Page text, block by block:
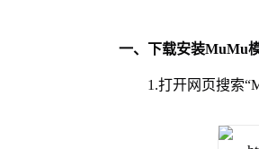
一、下载安装MuMu
1.打开网页搜索